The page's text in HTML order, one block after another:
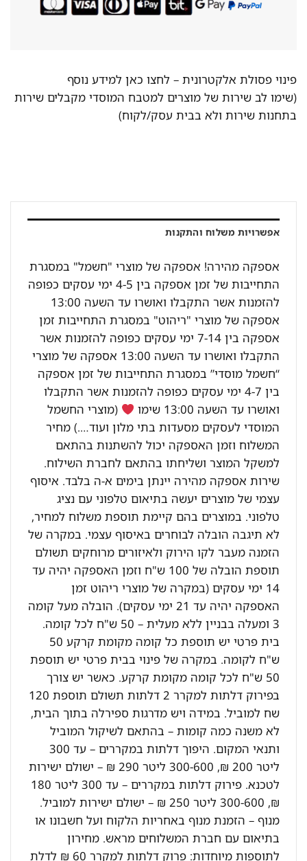
פינוי פסולת אלקטרונית – לחצו כאן למידע נוסף
(שימו לב שירות של מוצרים למטבח המוסדי מקבלים שירות
בתחנות שירות ולא בבית עסק/לקוח)
אפשרויות משלוח והתקנות
אספקה מהירה! אספקה של מוצרי "חשמל" במסגרת
התחייבות של זמן אספקה בין 4-5 ימי עסקים כפופה
להזמנות אשר התקבלו ואושרו עד השעה 13:00
אספקה של מוצרי "ריהוט" במסגרת התחייבות זמן
אספקה בין 7-14 ימי עסקים כפופה להזמנות אשר
התקבלו ואושרו עד השעה 13:00 אספקה של מוצרי
“חשמל מוסדי” במסגרת התחייבות של זמן אספקה
בין 4-7 ימי עסקים כפופה להזמנות אשר התקבלו
ואושרו עד השעה 13:00 שימו
(מוצרי החשמל
המוסדי לעסקים מסעדות בתי מלון ועוד….) מחיר
המשלוח וזמן האספקה יכול להשתנות בהתאם
למשקל המוצר ושליחתו בהתאם לחברת השילוח.
שירות אספקה מהירה יינתן בימים א-ה בלבד. איסוף
עצמי של מוצרים יעשה בתיאום טלפוני עם נציג
טלפוני. במוצרים בהם קיימת תוספת משלוח למחיר,
לא תיגבה הובלה לבוחרים באיסוף עצמי. במקרה של
הזמנה מעבר לקו הירוק ולאיזורים מרוחקים תשולם
תוספת הובלה של 100 ש"ח וזמן האספקה יהיה עד
14 ימי עסקים (במקרה של מוצרי ריהוט זמן
האספקה יהיה עד 21 ימי עסקים). הובלה מעל קומה
3 ומעלה בבניין ללא מעלית – 50 ש"ח לכל קומה.
בית פרטי יש תוספת כל קומה מקומת קרקע 50
ש"ח לקומה. במקרה של פינוי בבית פרטי יש תוספת
50 ש"ח לכל קומה מקומת קרקע. כאשר יש צורך
בפירוק דלתות למקרר 2 דלתות תשולם תוספת 120
שח למוביל. במידה ויש מדרגות ספירלה בתוך הבית,
לא משנה כמה קומות – בהתאם לשיקול המוביל
ותנאי המקום. היפוך דלתות במקררים – עד 300
ליטר 200 ₪, 300-600 ליטר 290 ₪ – ישולם ישירות
לטכנא. פירוק דלתות במקררים – עד 300 ליטר 180
₪, 300-600 ליטר 250 ₪ – ישולם ישירות למוביל.
מנוף – הזמנת מנוף באחריות הלקוח ועל חשבונו או
בתיאום עם חברת המשלוחים מראש. מחירון
לתוספות מיוחדות: פרוק דלתות למקרר 60 ₪ לדלת